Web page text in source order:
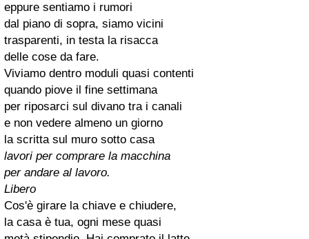
eppure sentiamo i rumori
dal piano di sopra, siamo vicini
trasparenti, in testa la risacca
delle cose da fare.
Viviamo dentro moduli quasi contenti
quando piove il fine settimana
per riposarci sul divano tra i canali
e non vedere almeno un giorno
la scritta sul muro sotto casa
lavori per comprare la macchina
per andare al lavoro.
Libero
Cos'è girare la chiave e chiudere,
la casa è tua, ogni mese quasi